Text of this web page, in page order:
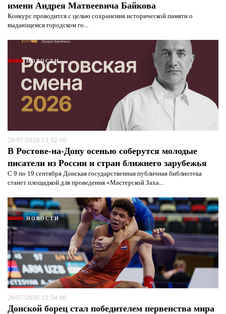
имени Андрея Матвеевича Байкова
Конкурс проводится с целью сохранения исторической памяти о
выдающемся городском го...
НОВОСТИ
29/07/2026 13:52:00
В Ростове-на-Дону осенью соберутся молодые
писатели из России и стран ближнего зарубежья
С 9 по 19 сентября Донская государственная публичная библиотека
станет площадкой для проведения «Мастерской Заха...
НОВОСТИ
29/07/2026 12:54:00
Донской борец стал победителем первенства мира
Я согласен с
политикой конфиденциальности и
защиты информации*
Я согласен с